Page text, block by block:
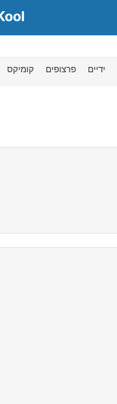
קומיקס פרצופים ידיים